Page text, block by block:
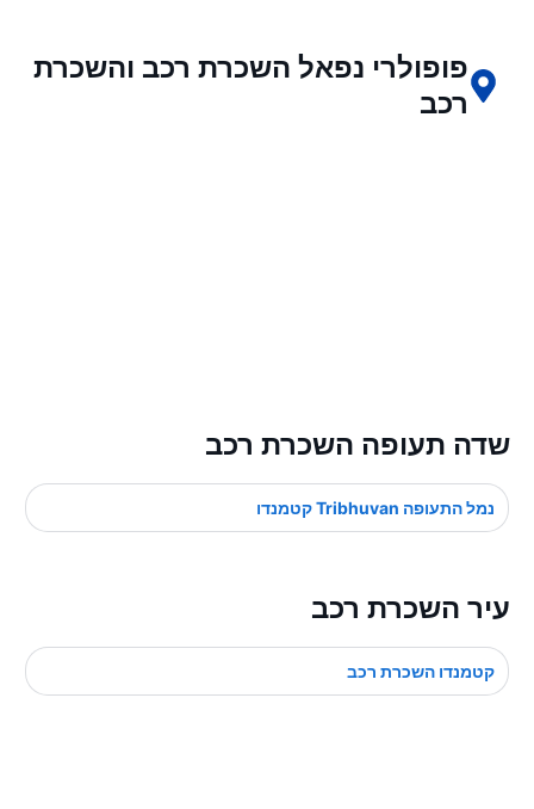
פופולרי נפאל השכרת רכב והשכרת
רכב
שדה תעופה השכרת רכב
נמל התעופה Tribhuvan קטמנדו
עיר השכרת רכב
קטמנדו השכרת רכב